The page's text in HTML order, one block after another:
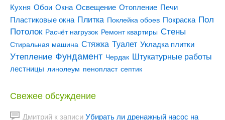
Кухня Обои Окна Освещение Отопление Печи
Пластиковые окна Плитка Поклейка обоев Покраска Пол
Потолок Расчёт нагрузок Ремонт квартиры Стены
Стиральная машина Стяжка Туалет Укладка плитки
Утепление Фундамент Чердак Штукатурные работы
лестницы линолеум пенопласт септик
Свежее обсуждение
Дмитрий к записи Убирать ли дренажный насос на